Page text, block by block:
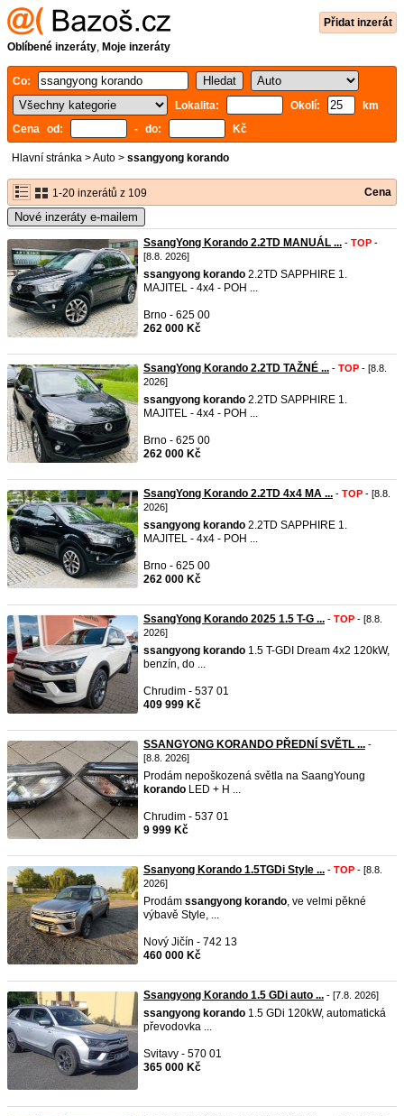
Přidat inzerát
Oblíbené inzeráty, Moje inzeráty
Co:
Lokalita:
Okolí:
km
Cena od:
- do: Kč
Hlavní stránka >Auto > ssangyong korando
1-20 inzerátů z 109 Cena
Nové inzeráty e-mailem
SsangYong Korando 2.2TD MANUÁL ... - TOP -
[8.8. 2026]
ssangyong korando 2.2TD SAPPHIRE 1.
MAJITEL - 4x4 - POH ...
Brno - 625 00
262 000 Kč
SsangYong Korando 2.2TD TAŽNÉ ... - TOP - [8.8.
2026]
ssangyong korando 2.2TD SAPPHIRE 1.
MAJITEL - 4x4 - POH ...
Brno - 625 00
262 000 Kč
SsangYong Korando 2.2TD 4x4 MA ... - TOP - [8.8.
2026]
ssangyong korando 2.2TD SAPPHIRE 1.
MAJITEL - 4x4 - POH ...
Brno - 625 00
262 000 Kč
SsangYong Korando 2025 1.5 T-G ... - TOP - [8.8.
2026]
ssangyong korando 1.5 T-GDI Dream 4x2 120kW,
benzín, do ...
Chrudim - 537 01
409 999 Kč
SSANGYONG KORANDO PŘEDNÍ SVĚTL ... -
[8.8. 2026]
Prodám nepoškozená světla na SaangYoung
korando LED + H ...
Chrudim - 537 01
9 999 Kč
Ssanyong Korando 1.5TGDi Style ... - TOP - [8.8.
2026]
Prodám ssangyong korando, ve velmi pěkné
výbavě Style, ...
Nový Jičín - 742 13
460 000 Kč
Ssangyong Korando 1.5 GDi auto ... - [7.8. 2026]
ssangyong korando 1.5 GDi 120kW, automatická
převodovka ...
Svitavy - 570 01
365 000 Kč